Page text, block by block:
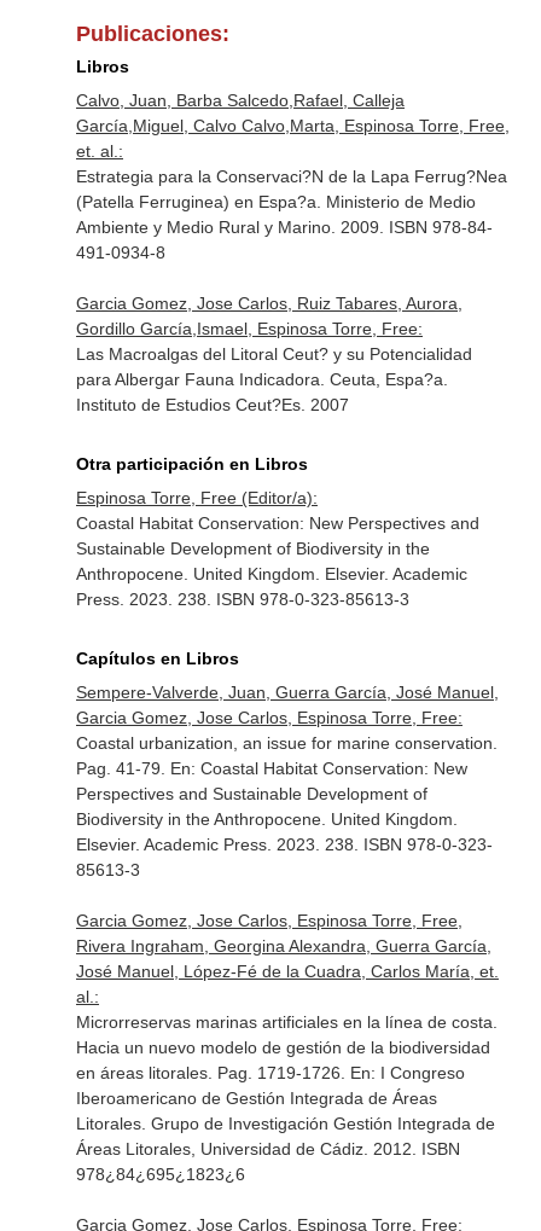
Publicaciones:
Libros
Calvo, Juan, Barba Salcedo,Rafael, Calleja
García,Miguel, Calvo Calvo,Marta, Espinosa Torre, Free,
et. al.:
Estrategia para la Conservaci?N de la Lapa Ferrug?Nea
(Patella Ferruginea) en Espa?a. Ministerio de Medio
Ambiente y Medio Rural y Marino. 2009. ISBN 978-84-
491-0934-8
Garcia Gomez, Jose Carlos, Ruiz Tabares, Aurora,
Gordillo García,Ismael, Espinosa Torre, Free:
Las Macroalgas del Litoral Ceut? y su Potencialidad
para Albergar Fauna Indicadora. Ceuta, Espa?a.
Instituto de Estudios Ceut?Es. 2007
Otra participación en Libros
Espinosa Torre, Free (Editor/a):
Coastal Habitat Conservation: New Perspectives and
Sustainable Development of Biodiversity in the
Anthropocene. United Kingdom. Elsevier. Academic
Press. 2023. 238. ISBN 978-0-323-85613-3
Capítulos en Libros
Sempere-Valverde, Juan, Guerra García, José Manuel,
Garcia Gomez, Jose Carlos, Espinosa Torre, Free:
Coastal urbanization, an issue for marine conservation.
Pag. 41-79. En: Coastal Habitat Conservation: New
Perspectives and Sustainable Development of
Biodiversity in the Anthropocene. United Kingdom.
Elsevier. Academic Press. 2023. 238. ISBN 978-0-323-
85613-3
Garcia Gomez, Jose Carlos, Espinosa Torre, Free,
Rivera Ingraham, Georgina Alexandra, Guerra García,
José Manuel, López-Fé de la Cuadra, Carlos María, et.
al.:
Microrreservas marinas artificiales en la línea de costa.
Hacia un nuevo modelo de gestión de la biodiversidad
en áreas litorales. Pag. 1719-1726. En: I Congreso
Iberoamericano de Gestión Integrada de Áreas
Litorales. Grupo de Investigación Gestión Integrada de
Áreas Litorales, Universidad de Cádiz. 2012. ISBN
978¿84¿695¿1823¿6
Garcia Gomez, Jose Carlos, Espinosa Torre, Free: